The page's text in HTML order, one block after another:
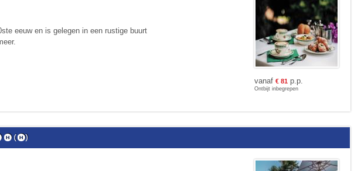
eeuw en is gelegen in een rustige buurt
vanaf € 81p.p.
Ontbijt inbegrepen